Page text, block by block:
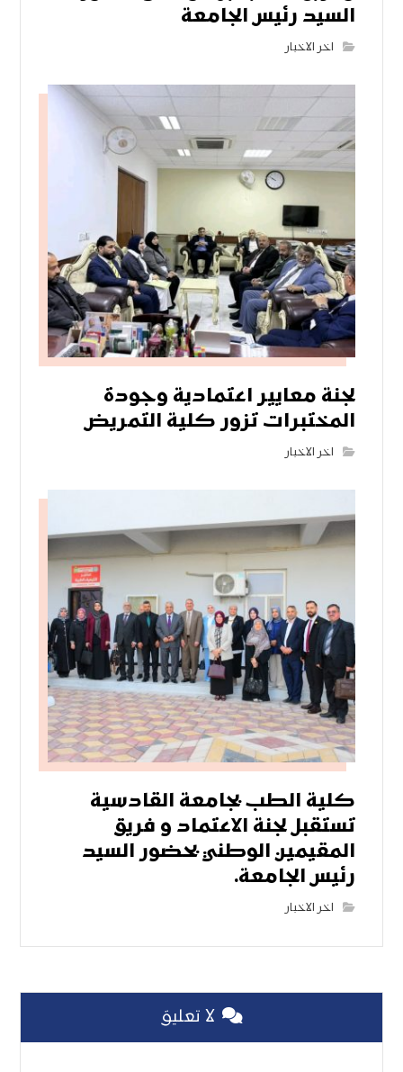
السيد رئيس الجامعة
اخر الاخبار
لجنة معايير اعتمادية وجودة
المختبرات تزور كلية التمريض
اخر الاخبار
كلية الطب بجامعة القادسية
تستقبل لجنة الاعتماد و فريق
المقيمين الوطني بحضور السيد
رئيس الجامعة.
اخر الاخبار
لا تعليق